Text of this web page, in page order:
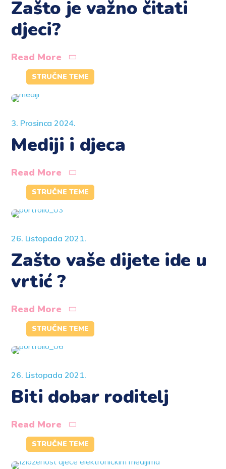
Zašto je važno čitati
djeci?
Read More
STRUČNE TEME
3. Prosinca 2024.
Mediji i djeca
Read More
STRUČNE TEME
26. Listopada 2021.
Zašto vaše dijete ide u
vrtić ?
Read More
STRUČNE TEME
26. Listopada 2021.
Biti dobar roditelj
Read More
STRUČNE TEME